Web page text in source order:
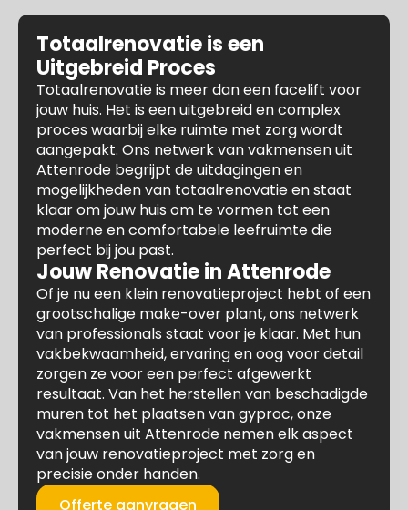
Totaalrenovatie is een
Uitgebreid Proces
Totaalrenovatie is meer dan een facelift voor
jouw huis. Het is een uitgebreid en complex
proces waarbij elke ruimte met zorg wordt
aangepakt. Ons netwerk van vakmensen uit
Attenrode begrijpt de uitdagingen en
mogelijkheden van totaalrenovatie en staat
klaar om jouw huis om te vormen tot een
moderne en comfortabele leefruimte die
perfect bij jou past.
Jouw Renovatie in Attenrode
Of je nu een klein renovatieproject hebt of een
grootschalige make-over plant, ons netwerk
van professionals staat voor je klaar. Met hun
vakbekwaamheid, ervaring en oog voor detail
zorgen ze voor een perfect afgewerkt
resultaat. Van het herstellen van beschadigde
muren tot het plaatsen van gyproc, onze
vakmensen uit Attenrode nemen elk aspect
van jouw renovatieproject met zorg en
precisie onder handen.
Offerte aanvragen